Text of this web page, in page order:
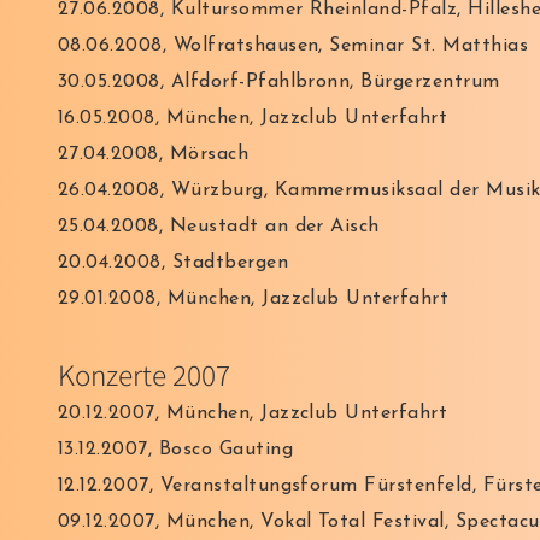
27.06.2008, Kultursommer Rheinland-Pfalz,
08.06.2008, Wolfratshausen, Seminar St. Matthias
30.05.2008, Alfdorf-Pfahlbronn, Bürgerzentrum
16.05.2008, München, Jazzclub Unterfahrt
27.04.2008, Mörsach
26.04.2008, Würzburg, Kammermusiksaal der
25.04.2008, Neustadt an der Aisch
20.04.2008, Stadtbergen
29.01.2008, München, Jazzclub Unterfahrt
Konzerte2007
20.12.2007, München, Jazzclub Unterfahrt
13.12.2007, Bosco Gauting
12.12.2007, Veranstaltungsforum Fürstenfeld,
09.12.2007, München, Vokal Total Festival,